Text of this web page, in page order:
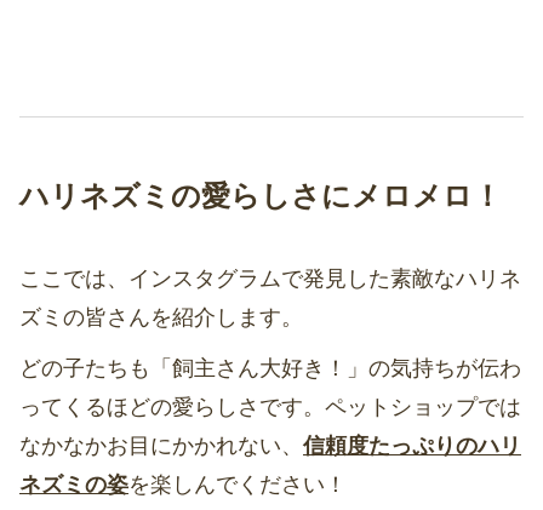
ハリネズミの愛らしさにメロメロ！
ここでは、インスタグラムで発見した素敵なハリネ
ズミの皆さんを紹介します。
どの子たちも「飼主さん大好き！」の気持ちが伝わ
ってくるほどの愛らしさです。ペットショップでは
なかなかお目にかかれない、 信頼度たっぷりのハリ
ネズミの姿を楽しんでください！